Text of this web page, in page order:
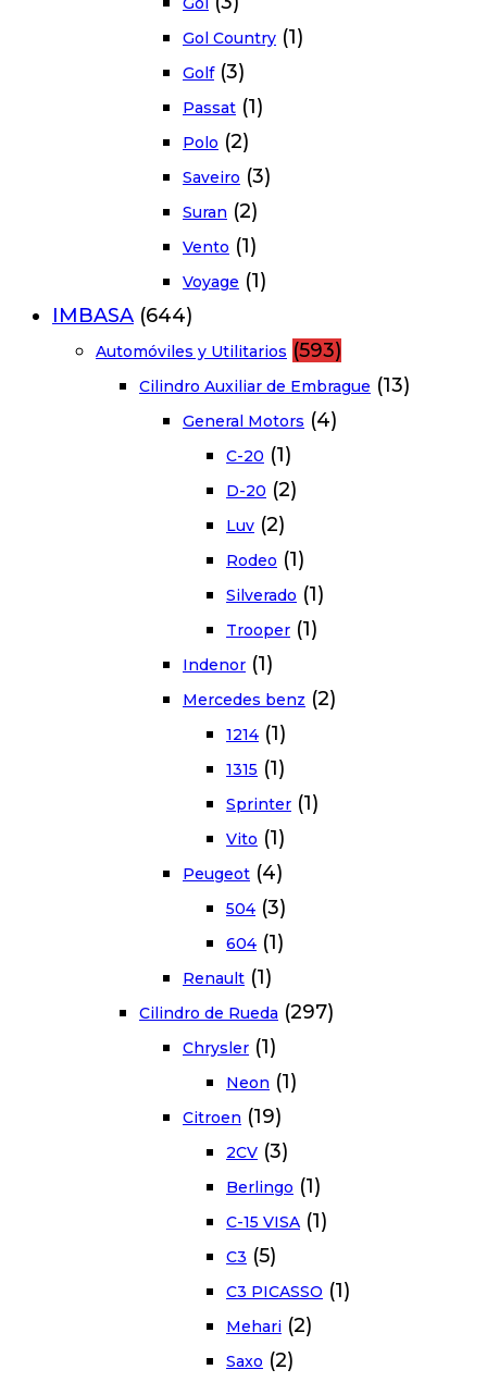
Gol Country (1)
Golf (3)
Passat (1)
Polo (2)
Saveiro (3)
Suran (2)
Vento (1)
Voyage (1)
IMBASA (644)
Automóviles y Utilitarios (593)
Cilindro Auxiliar de Embrague (13)
General Motors (4)
C-20 (1)
D-20 (2)
Luv (2)
Rodeo (1)
Silverado (1)
Trooper (1)
Indenor (1)
Mercedes benz (2)
1214 (1)
1315 (1)
Sprinter (1)
Vito (1)
Peugeot (4)
504 (3)
604 (1)
Renault (1)
Cilindro de Rueda (297)
Chrysler (1)
Neon (1)
Citroen (19)
2CV (3)
Berlingo (1)
C-15 VISA (1)
C3 (5)
C3 PICASSO (1)
Mehari (2)
Saxo (2)